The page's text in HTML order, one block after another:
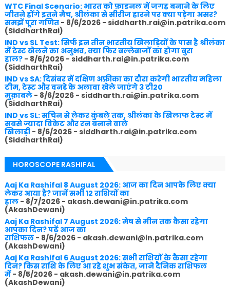
WTC Final Scenario: भारत को फ़ाइनल में जगह बनाने के लिए
जीतने होंगे इतने मैच, श्रीलंका से सीरीज हारने पर क्या पड़ेगा असर?
समझें पूरा गणित- 8/6/2026- siddharth.rai@in.patrika.com
(SiddharthRai)
IND vs SL Test: सिर्फ इन तीन भारतीय खिलाड़ियों के पास है श्रीलंका
में टेस्ट खेलने का अनुभव, क्या फिर बल्लेबाजों का होगा बुरा
हाल?- 8/6/2026- siddharth.rai@in.patrika.com
(SiddharthRai)
IND vs SA: दिसंबर में दक्षिण अफ्रीका का दौरा करेगी भारतीय महिला
टीम, टेस्ट और वनडे के अलावा खेले जाएंगे 3 टी20
मुक़ाबले- 8/6/2026- siddharth.rai@in.patrika.com
(SiddharthRai)
IND vs SL: सचिन से लेकर कुंबले तक, श्रीलंका के खिलाफ टेस्ट में
सबसे ज्यादा विकेट और रन बनाने वाले
खिलाड़ी- 8/6/2026- siddharth.rai@in.patrika.com
(SiddharthRai)
HOROSCOPE RASHIFAL
Aaj Ka Rashifal 8 August 2026: आज का दिन आपके लिए क्या
लेकर आया है? जानें सभी 12 राशियों का
हाल- 8/7/2026- akash.dewani@in.patrika.com
(AkashDewani)
Aaj Ka Rashifal 7 August 2026: मेष से मीन तक कैसा रहेगा
आपका दिन? पढ़ें आज का
राशिफल- 8/6/2026- akash.dewani@in.patrika.com
(AkashDewani)
Aaj Ka Rashifal 6 August 2026: सभी राशियों के कैसा रहेगा
दिन? किस राशि के लिए आ रहे शुभ संकेत, जाने दैनिक राशिफल
में- 8/5/2026- akash.dewani@in.patrika.com
(AkashDewani)